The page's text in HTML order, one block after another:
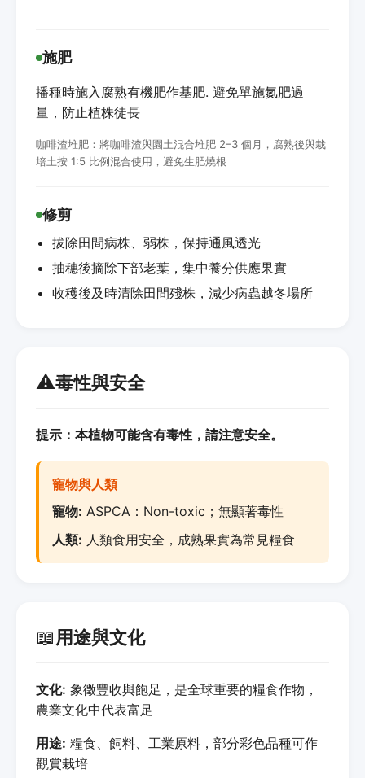
施肥
播種時施入腐熟有機肥作基肥. 避免單施氮肥過
量，防止植株徒長
咖啡渣堆肥：將咖啡渣與園土混合堆肥 2–3 個月，腐熟後與栽
培土按 1:5 比例混合使用，避免生肥燒根
修剪
拔除田間病株、弱株，保持通風透光
抽穗後摘除下部老葉，集中養分供應果實
收穫後及時清除田間殘株，減少病蟲越冬場所
⚠️毒性與安全
提示：本植物可能含有毒性，請注意安全。
寵物與人類
寵物: ASPCA：Non-toxic；無顯著毒性
人類: 人類食用安全，成熟果實為常見糧食
📖用途與文化
文化: 象徵豐收與飽足，是全球重要的糧食作物，
農業文化中代表富足
用途: 糧食、飼料、工業原料，部分彩色品種可作
觀賞栽培